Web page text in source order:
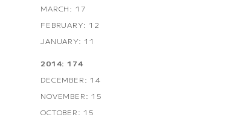
MARCH: 17
FEBRUARY: 12
JANUARY: 11
2014: 174
DECEMBER: 14
NOVEMBER: 15
OCTOBER: 15